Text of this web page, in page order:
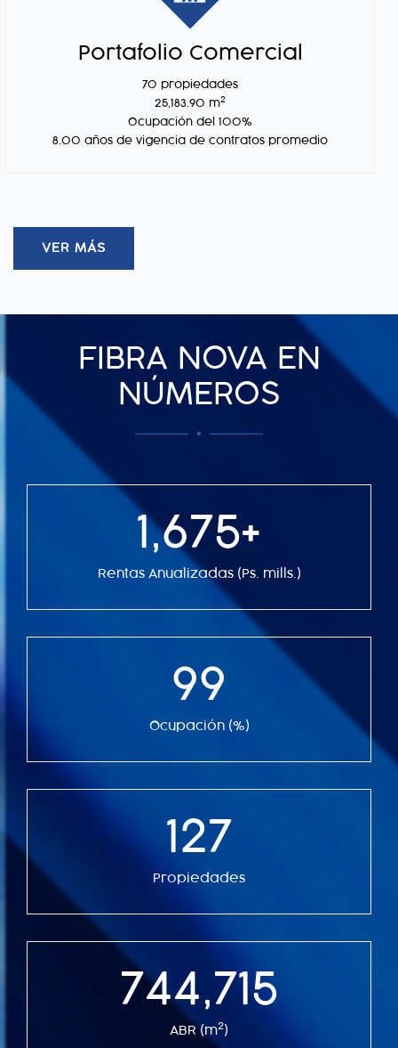
Portafolio Comercial
70 propiedades
25,183.90 m2
Ocupación del 100%
8.00 años de vigencia de contratos promedio
VER MÁS
FIBRA NOVA EN
NÚMEROS
1,675+
Rentas Anualizadas (Ps. mills.)
99
Ocupación (%)
127
Propiedades
744,715
ABR (m2)